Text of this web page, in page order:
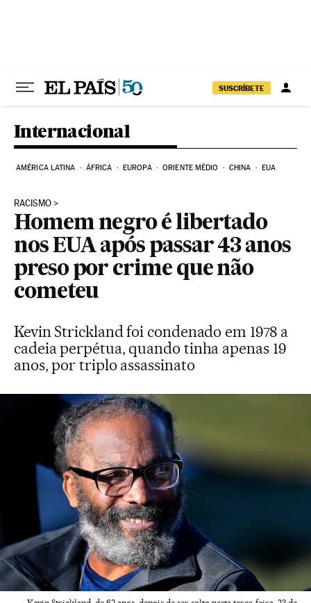
SUSCRÍBETE
Internacional
AMÉRICA LATINA ÁFRICA EUROPA ORIENTE MÉDIO CHINA EUA
RACISMO
Homem negro é libertado
nos EUA após passar 43 anos
preso por crime que não
cometeu
Kevin Strickland foi condenado em 1978 a
cadeia perpétua, quando tinha apenas 19
anos, por triplo assassinato